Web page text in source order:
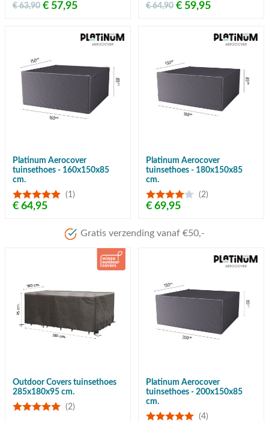
€ 57,95
€ 63,90 € 59,95
€ 64,90
Platinum Aerocover
tuinsethoes - 160x150x85
cm.
(1)
€ 64,95
Platinum Aerocover
tuinsethoes - 180x150x85
cm.
(2)
€ 69,95
Gratis verzending vanaf €50,-
Outdoor Covers tuinsethoes
285x180x95 cm.
(2)
Platinum Aerocover
tuinsethoes - 200x150x85
cm.
(4)